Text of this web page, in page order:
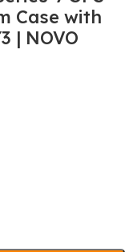
Case with
| NOVO